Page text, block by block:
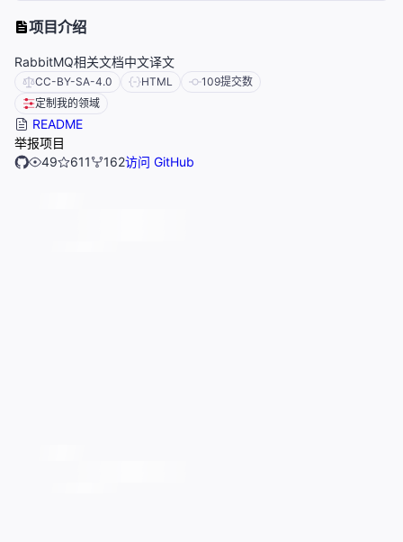
项目介绍
RabbitMQ相关文档中文译文
CC-BY-SA-4.0 HTML 109提交数
定制我的领域
README
举报项目
49
611 162访问 GitHub